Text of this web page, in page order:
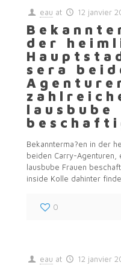
eau at 12 janvier
der
sera
lausbube
Bekannterma?en in der
beiden Carry-Agenturen,
lausbube Frauen
inside Kolle dahinter
0
eau at 12 janvier